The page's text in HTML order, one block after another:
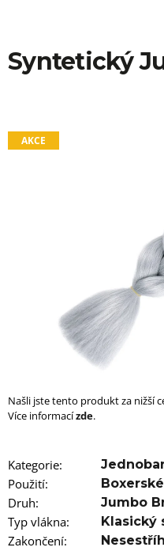
Syntetický
AKCE
Našli jste tento produkt za nižší
Více informacízde.
Kategorie:
Použití:
Druh: Jumbo
Typ vlákna: Klasický
Zakončení:
e
t
a
j
HLEDAT
o
r
u
j
e
m
e